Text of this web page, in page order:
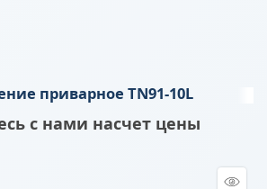
приварное TN91-10L
с нами насчет цены